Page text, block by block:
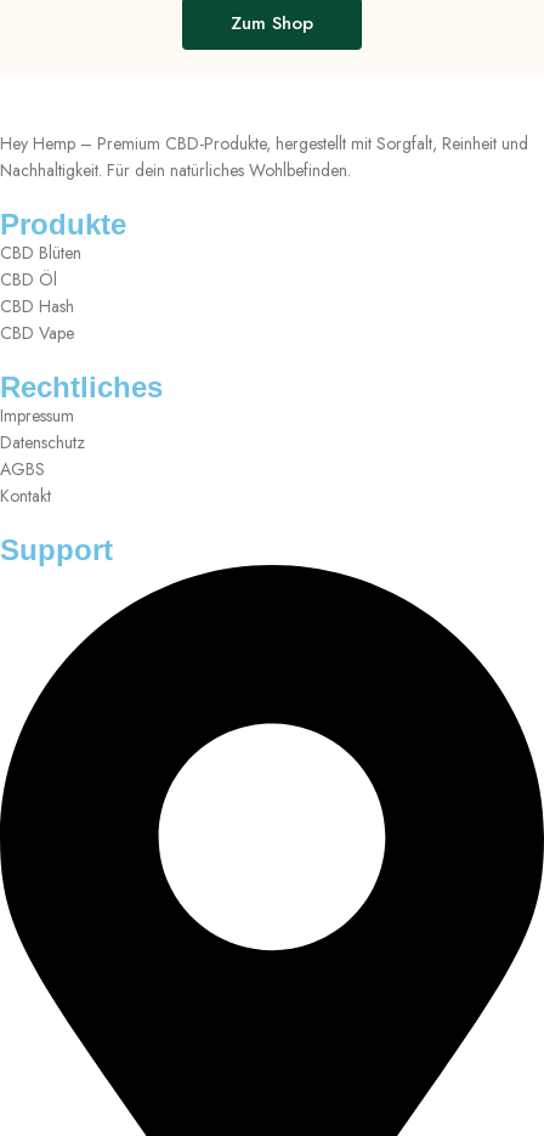
Zum Shop
Hey Hemp – Premium CBD-Produkte, hergestellt mit Sorgfalt, Reinheit und
Nachhaltigkeit. Für dein natürliches Wohlbefinden.
Produkte
CBD Blüten
CBD Öl
CBD Hash
CBD Vape
Rechtliches
Impressum
Datenschutz
AGBS
Kontakt
Support